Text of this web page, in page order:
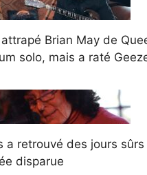
Brian May de
solo, mais a raté
a retrouvé des jours sûrs
disparue